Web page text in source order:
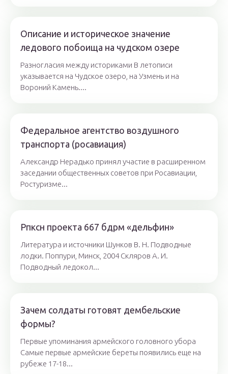
Описание и историческое значение
ледового побоища на чудском озере
Разногласия между историками В летописи
указывается на Чудское озеро, на Узмень и на
Вороний Камень....
Федеральное агентство воздушного
транспорта (росавиация)
Александр Нерадько принял участие в расширенном
заседании общественных советов при Росавиации,
Ростуризме...
Рпксн проекта 667 бдрм «дельфин»
Литература и источники Шунков В. Н. Подводные
лодки. Поппури, Минск, 2004 Скляров А. И.
Подводный ледокол...
Зачем солдаты готовят дембельские
формы?
Первые упоминания армейского головного убора
Самые первые армейские береты появились еще на
рубеже 17-18...